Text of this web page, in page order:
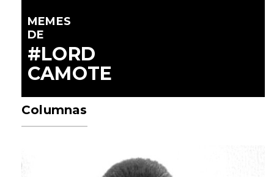
MEMES
DE
#LORD
CAMOTE
Columnas